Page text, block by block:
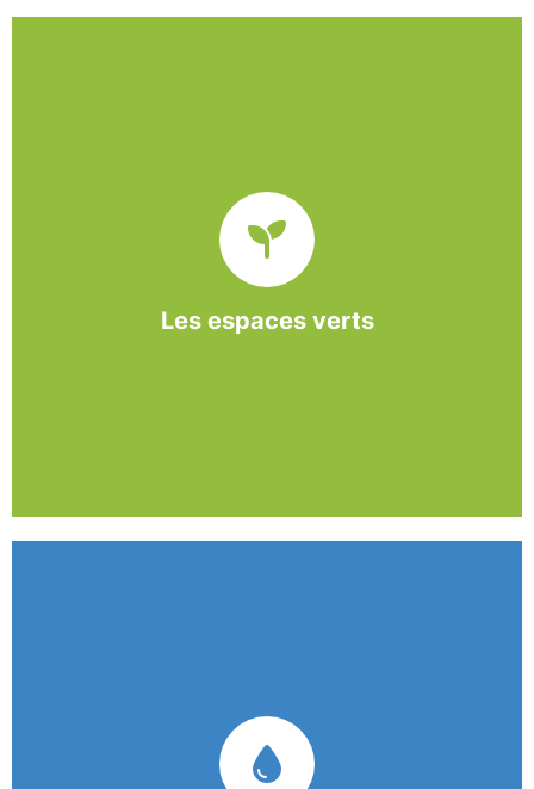
Les espaces verts
paysager, l’association BASE propose et réalise
des interventions à la demande des entreprises et
collectivités locales.
garantissent une prestation de nettoyage de
qualité.